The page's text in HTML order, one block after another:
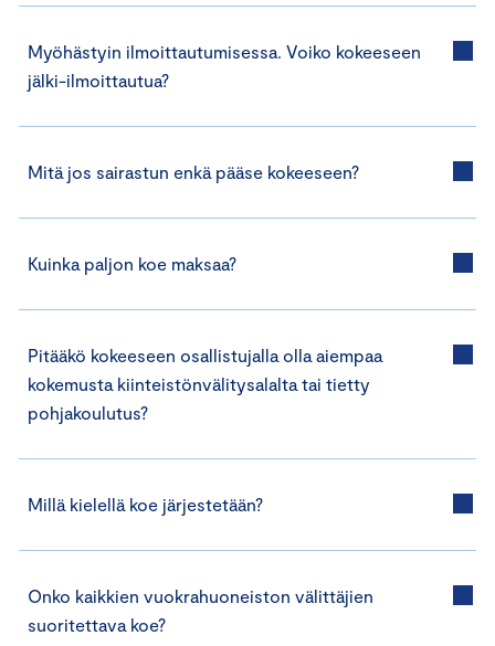
Myöhästyin ilmoittautumisessa. Voiko kokeeseen
jälki-ilmoittautua?
Mitä jos sairastun enkä pääse kokeeseen?
Kuinka paljon koe maksaa?
Pitääkö kokeeseen osallistujalla olla aiempaa
kokemusta kiinteistönvälitysalalta tai tietty
pohjakoulutus?
Millä kielellä koe järjestetään?
Onko kaikkien vuokrahuoneiston välittäjien
suoritettava koe?